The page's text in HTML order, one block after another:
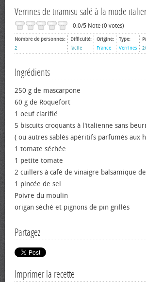
Verrines de tiramisu salé à la mode
0.0/5 Note (0 votes)
Nombre de personnes:
2
Difficulté:
facile
Origine:
France
Type:
Verrines
Ingrédients
250 g de mascarpone
60 g de Roquefort
1 oeuf clarifié
5 biscuits croquants à l'italienne sans
( ou autres sablés apéritifs parfumés aux
1 tomate séchée
1 petite tomate
2 cuillers à café de vinaigre balsamique
1 pincée de sel
Poivre du moulin
origan séché et pignons de pin grillés
Partagez
Imprimer la recette